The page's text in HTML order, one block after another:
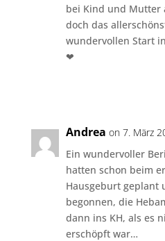
bei Kind und Mutter
doch das
wundervollen Start
❤
Andrea on 7. März
Ein wundervoller
hatten schon beim
Hausgeburt geplant
begonnen, die
dann ins KH, als es
erschöpft war…